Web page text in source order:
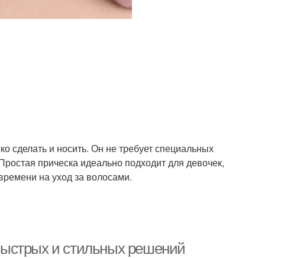
сделать и носить. Он не требует специальных
прическа идеально подходит для девочек,
на уход за волосами.
и стильных решений